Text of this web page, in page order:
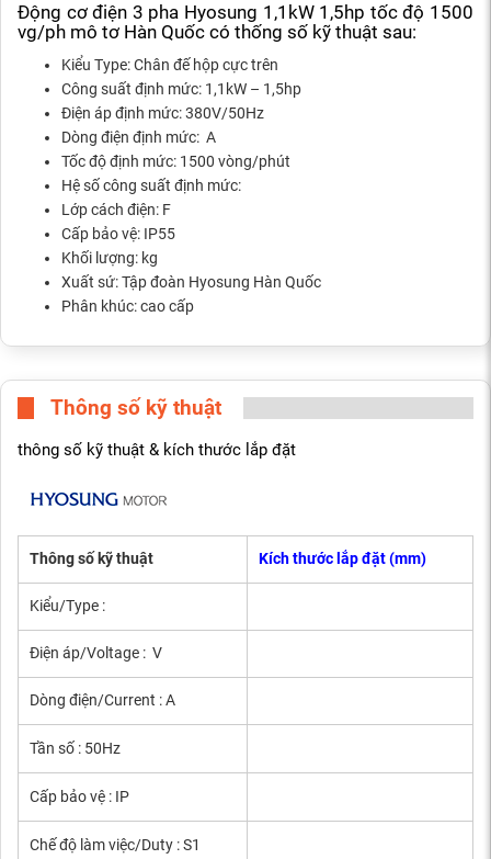
Động cơ điện 3 pha Hyosung 1,1kW 1,5hp tốc độ 1500
vg/ph mô tơ Hàn Quốc có thống số kỹ thuật sau:
Kiểu Type: Chân đế hộp cực trên
Công suất định mức: 1,1kW – 1,5hp
Điện áp định mức: 380V/50Hz
Dòng điện định mức: A
Tốc độ định mức: 1500 vòng/phút
Hệ số công suất định mức:
Lớp cách điện: F
Cấp bảo vệ: IP55
Khối lượng: kg
Xuất sứ: Tập đoàn Hyosung Hàn Quốc
Phân khúc: cao cấp
Thông số kỹ thuật
thông số kỹ thuật & kích thước lắp đặt
Thông số kỹ thuật Kích thước lắp đặt (mm)
Kiểu/Type :
Điện áp/Voltage : V
Dòng điện/Current : A
Tần số : 50Hz
Cấp bảo vệ : IP
Chế độ làm việc/Duty : S1